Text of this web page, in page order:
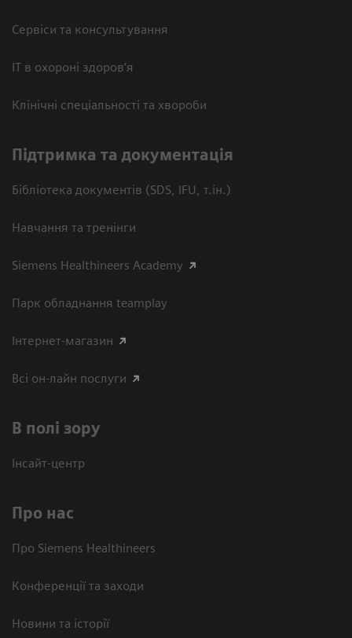
Сервіси та консультування
ІТ в охороні здоров’я
Клінічні спеціальності та хвороби
Підтримка та документація
Бібліотека документів (SDS, IFU, т.ін.)
Навчання та тренінги
Siemens Healthineers Academy
Парк обладнання teamplay
Інтернет-магазин
Всі он-лайн послуги
В полі зору
Інсайт-центр
Про нас
Про Siemens Healthineers
Конференції та заходи
Новини та історії